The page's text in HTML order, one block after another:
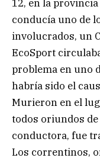
12, en la
conducía uno de
involucrados, un
EcoSport
problema en uno
habría sido el
Murieron en el
todos oriundos de
conductora, fue
Los correntinos,